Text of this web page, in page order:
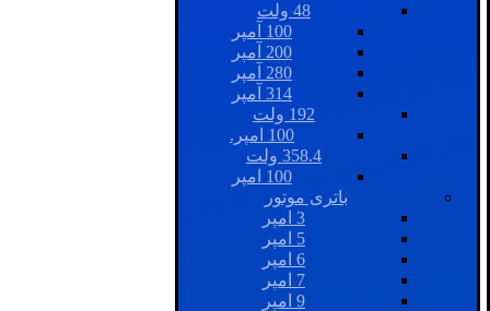
48 ولت
100 آمپر
200 آمپر
280 آمپر
314 آمپر
192 ولت
100 امپر.
358.4 ولت
100 امپر
باتری موتور
3 امپر
5 امپر
6 امپر
7 امپر
9 امپر